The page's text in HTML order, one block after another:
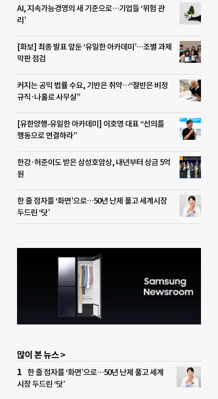
AI, 지속가능경영의 새 기준으로…기업들 ‘위험 관
리’
[화보] 최종 발표 앞둔 ‘유일한 아카데미’…조별 과제
막판 점검
커지는 공익 법률 수요, 기반은 취약…“절반은 비정
규직·나홀로 사무실”
[유한양행-유일한 아카데미] 이호영 대표 “선의를
행동으로 연결하라”
한강·허준이도 받은 삼성호암상, 내년부터 상금 5억
원
한 줄 점자를 ‘화면’으로…50년 난제 풀고 세계시장
두드린 ‘닷’
많이 본 뉴스 >
한 줄 점자를 ‘화면’으로…50년 난제 풀고 세계
시장 두드린 ‘닷’